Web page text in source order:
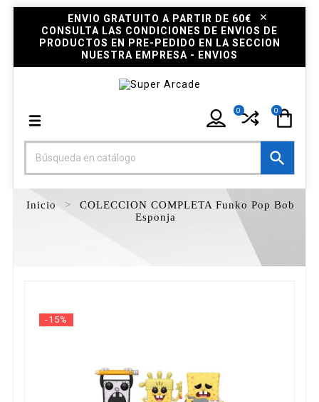
ENVIO GRATUITO A PARTIR DE 60€
CONSULTA LAS CONDICIONES DE ENVIOS DE
PRODUCTOS EN PRE-PEDIDO EN LA SECCION
NUESTRA EMPRESA - ENVIOS
0
0

Inicio
COLECCION COMPLETA Funko Pop Bob
Esponja
-15%